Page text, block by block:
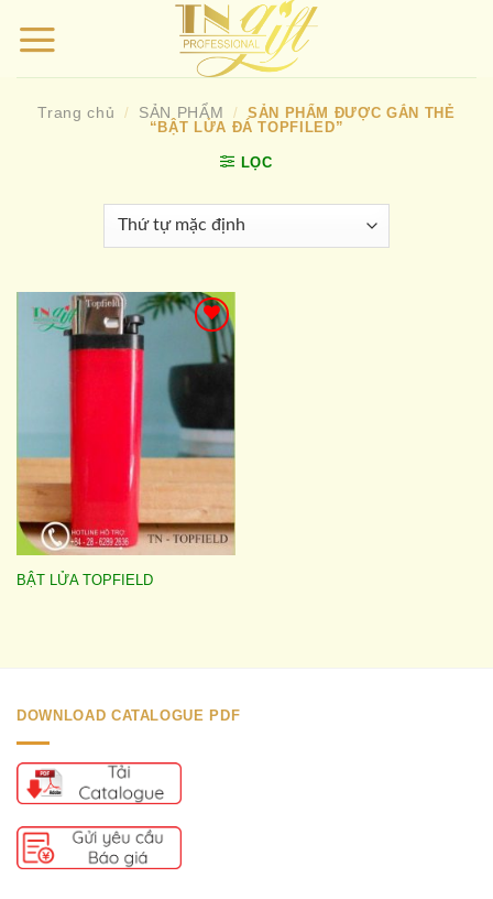
qua
Trang chủ / SẢN PHẨM / SẢN PHẨM ĐƯỢC GẮN THẺ
“BẬT LỬA ĐÁ TOPFILED”
LỌC
Add to
wishlist
BẬT LỬA TOPFIELD
DOWNLOAD CATALOGUE PDF